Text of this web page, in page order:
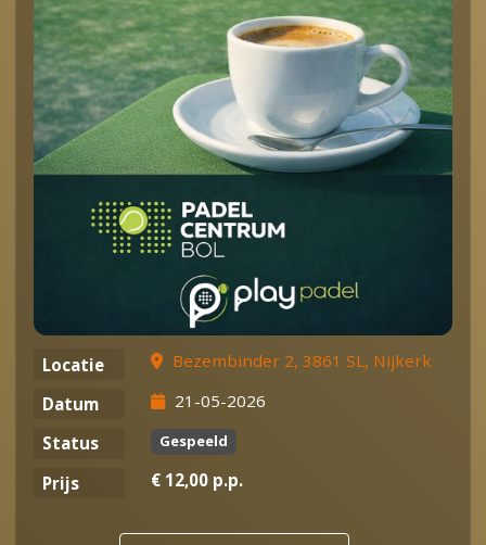
Locatie
Bezembinder 2, 3861 SL, Nijkerk
Datum
21-05-2026
Status
Gespeeld
Prijs € 12,00 p.p.